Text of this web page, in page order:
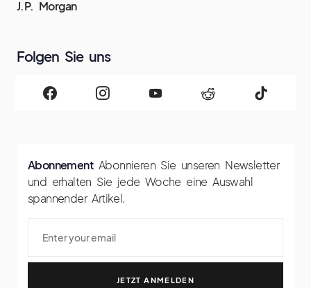
J.P. Morgan
Folgen Sie uns
Abonnement Abonnieren Sie unseren Newsletter
und erhalten Sie jede Woche eine Auswahl
spannender Artikel.
JETZT ANMELDEN